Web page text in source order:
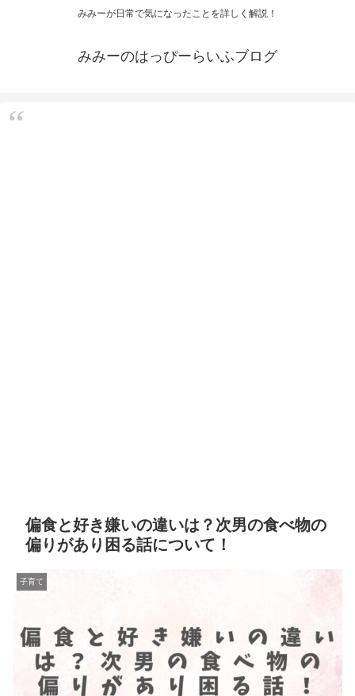
みみーが日常で気になったことを詳しく解説！
みみーのはっぴーらいふブログ
偏食と好き嫌いの違いは？次男の食べ物の
偏りがあり困る話について！
子育て